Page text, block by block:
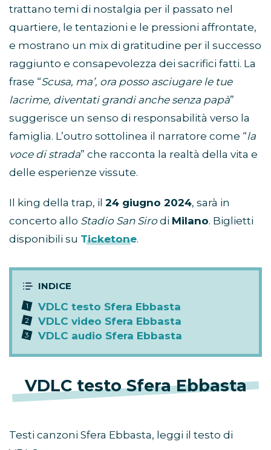
trattano temi di nostalgia per il passato nel
quartiere, le tentazioni e le pressioni affrontate,
e mostrano un mix di gratitudine per il successo
raggiunto e consapevolezza dei sacrifici fatti. La
frase “Scusa, ma’, ora posso asciugare le tue
lacrime, diventati grandi anche senza papà”
suggerisce un senso di responsabilità verso la
famiglia. L’outro sottolinea il narratore come “la
voce di strada” che racconta la realtà della vita e
delle esperienze vissute.
Il king della trap, il 24 giugno 2024, sarà in
concerto allo Stadio San Sirodi Milano. Biglietti
disponibili su Ticketone.
VDLC testo Sfera Ebbasta
VDLC video Sfera Ebbasta
VDLC audio Sfera Ebbasta
VDLC testo Sfera Ebbasta
Testi canzoni Sfera Ebbasta, leggi il testo di